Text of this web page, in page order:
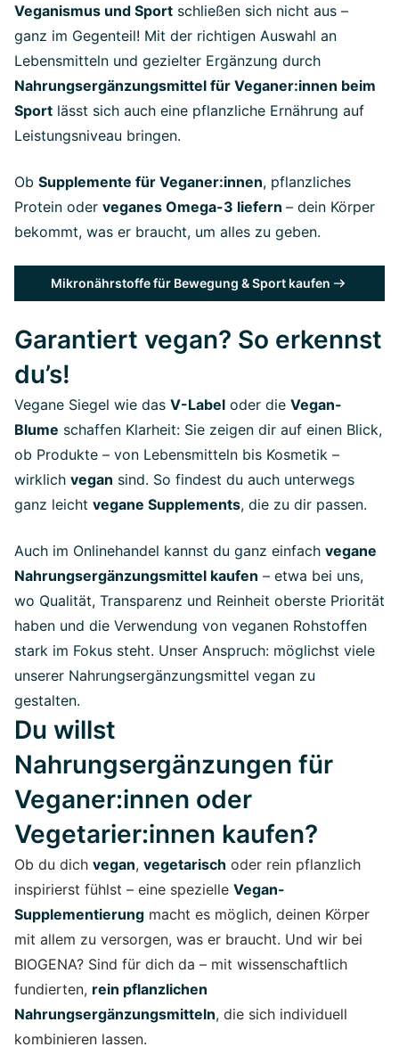
Veganismus und Sport schließen sich nicht aus –
ganz im Gegenteil! Mit der richtigen Auswahl an
Lebensmitteln und gezielter Ergänzung durch
Nahrungsergänzungsmittel für Veganer:innen beim
Sport lässt sich auch eine pflanzliche Ernährung auf
Leistungsniveau bringen.
Ob Supplemente für Veganer:innen, pflanzliches
Protein oder veganes Omega-3 liefern – dein Körper
bekommt, was er braucht, um alles zu geben.
Mikronährstoffe für Bewegung & Sport kaufen
Garantiert vegan? So erkennst
du’s!
Vegane Siegel wie das V-Label oder die Vegan-
Blume schaffen Klarheit: Sie zeigen dir auf einen Blick,
ob Produkte – von Lebensmitteln bis Kosmetik –
wirklich vegan sind. So findest du auch unterwegs
ganz leicht vegane Supplements, die zu dir passen.
Auch im Onlinehandel kannst du ganz einfach vegane
Nahrungsergänzungsmittel kaufen – etwa bei uns,
wo Qualität, Transparenz und Reinheit oberste Priorität
haben und die Verwendung von veganen Rohstoffen
stark im Fokus steht. Unser Anspruch: möglichst viele
unserer Nahrungsergänzungsmittel vegan zu
gestalten.
Du willst
Nahrungsergänzungen für
Veganer:innen oder
Vegetarier:innen kaufen?
Ob du dich vegan, vegetarisch oder rein pflanzlich
inspirierst fühlst – eine spezielle Vegan-
Supplementierung macht es möglich, deinen Körper
mit allem zu versorgen, was er braucht. Und wir bei
BIOGENA? Sind für dich da – mit wissenschaftlich
fundierten, rein pflanzlichen
Nahrungsergänzungsmitteln, die sich individuell
kombinieren lassen.